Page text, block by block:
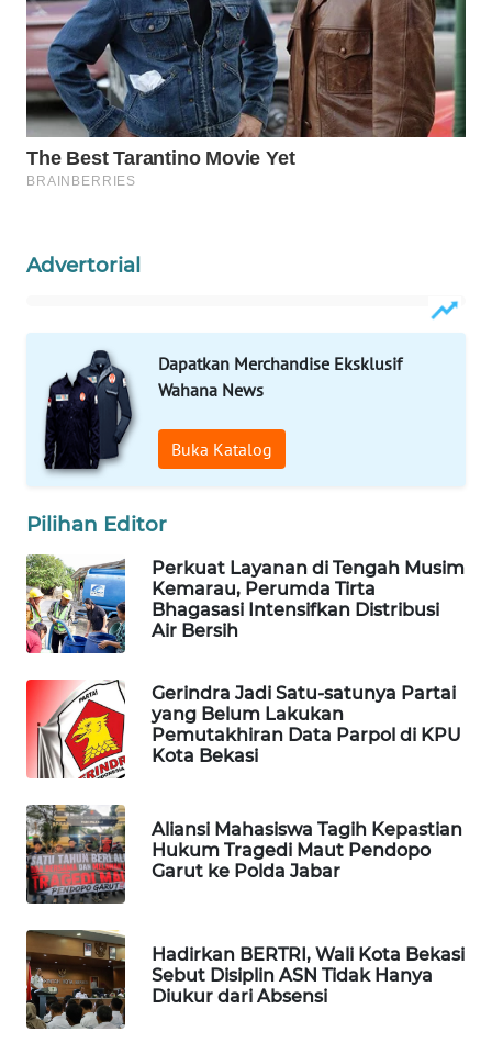
Advertorial
Dapatkan Merchandise Eksklusif
Wahana News
Buka Katalog
Pilihan Editor
Perkuat Layanan di Tengah Musim
Kemarau, Perumda Tirta
Bhagasasi Intensifkan Distribusi
Air Bersih
Gerindra Jadi Satu-satunya Partai
yang Belum Lakukan
Pemutakhiran Data Parpol di KPU
Kota Bekasi
Aliansi Mahasiswa Tagih Kepastian
Hukum Tragedi Maut Pendopo
Garut ke Polda Jabar
Hadirkan BERTRI, Wali Kota Bekasi
Sebut Disiplin ASN Tidak Hanya
Diukur dari Absensi
MKLI
LPKKI
LKKI
KONSUMEN
FORWAMKI
ALPERKLINAS
FORJASIDA
NEWS
SITUNGIR
NEWS
NEWS
SIBARAGAS
NEWS
METRO
SIANTAR
NEWS
METRO
MEDAN
NEWS